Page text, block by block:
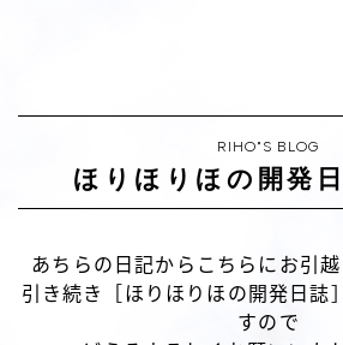
RIHO"S BLOG
ほりほりほの開発日
あちらの日記からこちらにお引越
引き続き［ほりほりほの開発日誌
すので